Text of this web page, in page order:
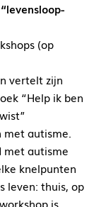
“levensloop-
(op
vertelt zijn
“Help ik ben
met autisme.
met autisme
knelpunten
leven: thuis, op
is